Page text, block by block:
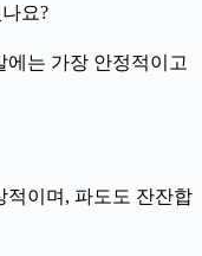
요?
에는 가장 안정적이고
적이며, 파도도 잔잔합